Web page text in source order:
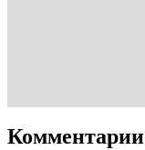
Комментарии